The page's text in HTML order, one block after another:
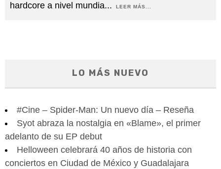
hardcore a nivel mundia... LEER MÁS...
LO MÁS NUEVO
#Cine – Spider-Man: Un nuevo día – Reseña
Syot abraza la nostalgia en «Blame», el primer
adelanto de su EP debut
Helloween celebrará 40 años de historia con
conciertos en Ciudad de México y Guadalajara